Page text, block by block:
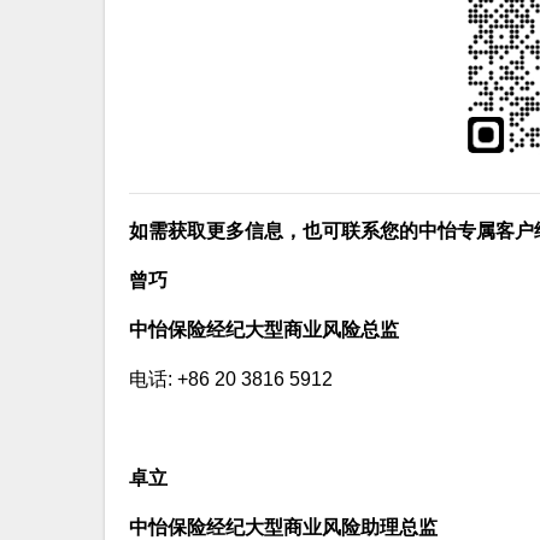
如需获取更多信息，也可联系您的中怡专属客户
曾巧
中怡保险经纪大型商业风险总监
电话: +86 20 3816 5912
卓立
中怡保险经纪大型商业风险助理总监